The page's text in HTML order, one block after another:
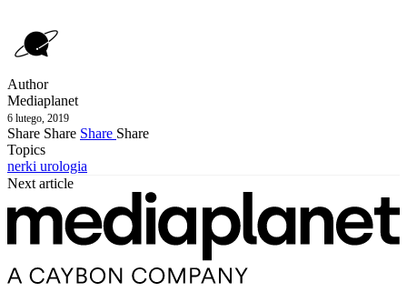
Author
Mediaplanet
6 lutego, 2019
Share Share Share Share
Topics
nerki urologia
Next article